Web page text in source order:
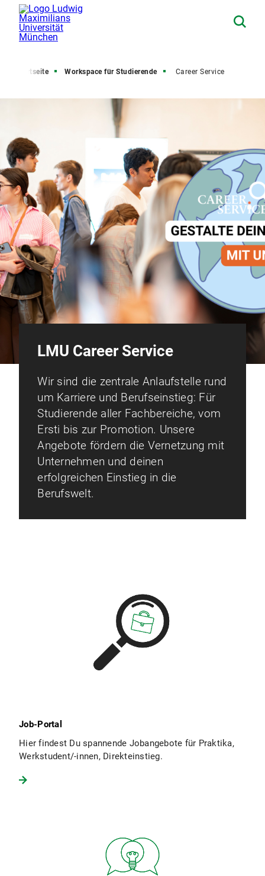
Startseite Workspace für Studierende Career Service
LMU Career Service
Wir sind die zentrale Anlaufstelle rund
um Karriere und Berufseinstieg: Für
Studierende aller Fachbereiche, vom
Ersti bis zur Promotion. Unsere
Angebote fördern die Vernetzung mit
Unternehmen und deinen
erfolgreichen Einstieg in die
Berufswelt.
Job-Portal
Hier findest Du spannende Jobangebote für Praktika,
Werkstudent/-innen, Direkteinstieg.